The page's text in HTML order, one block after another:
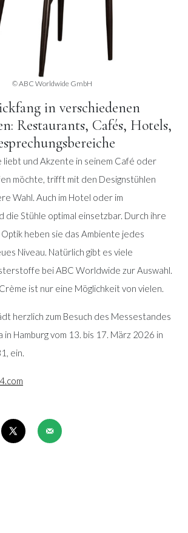
© ABC Worldwide GmbH
in verschiedenen
Restaurants, Cafés, Hotels,
liebt und Akzente in seinem Café oder
möchte, trifft mit den Designstühlen
Wahl. Auch im Hotel oder im
die Stühle optimal einsetzbar. Durch ihre
heben sie das Ambiente jedes
Niveau. Natürlich gibt es viele
bei ABC Worldwide zur Auswahl.
ist nur eine Möglichkeit von vielen.
herzlich zum Besuch des Messestandes
Hamburg vom 13. bis 17. März 2026 in
ein.